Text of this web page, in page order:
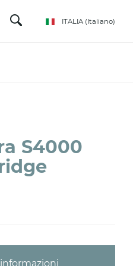
ITALIA (Italiano)
S4000